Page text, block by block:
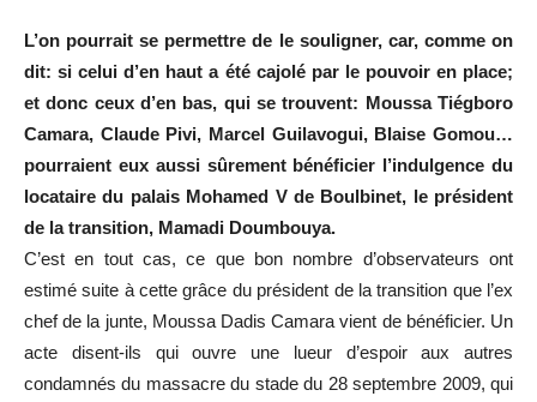
L’on pourrait se permettre de le souligner, car, comme on
dit: si celui d’en haut a été cajolé par le pouvoir en place;
et donc ceux d’en bas, qui se trouvent: Moussa Tiégboro
Camara, Claude Pivi, Marcel Guilavogui, Blaise Gomou…
pourraient eux aussi sûrement bénéficier l’indulgence du
locataire du palais Mohamed V de Boulbinet, le président
de la transition, Mamadi Doumbouya.
C’est en tout cas, ce que bon nombre d’observateurs ont
estimé suite à cette grâce du président de la transition que l’ex
chef de la junte, Moussa Dadis Camara vient de bénéficier. Un
acte disent-ils qui ouvre une lueur d’espoir aux autres
condamnés du massacre du stade du 28 septembre 2009, qui